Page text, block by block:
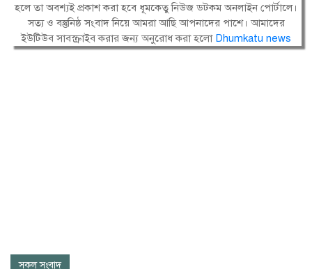
হলে তা অবশ্যই প্রকাশ করা হবে ধূমকেতু নিউজ ডটকম অনলাইন পোর্টালে।
সত্য ও বস্তুনিষ্ঠ সংবাদ নিয়ে আমরা আছি আপনাদের পাশে। আমাদের
ইউটিউব সাবস্ক্রাইব করার জন্য অনুরোধ করা হলো Dhumkatu news
সকল সংবাদ